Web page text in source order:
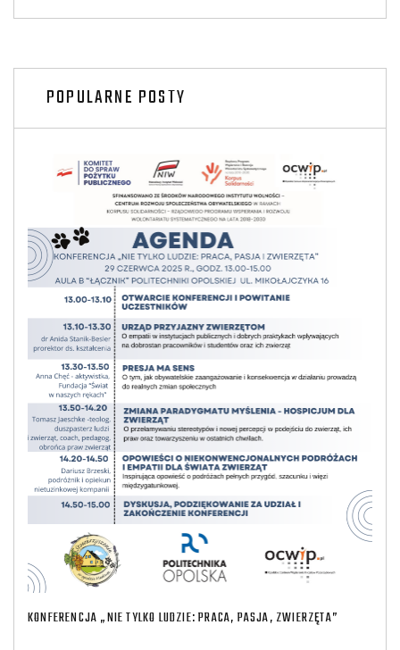
POPULARNE POSTY
KONFERENCJA „NIE TYLKO LUDZIE: PRACA, PASJA, ZWIERZĘTA”